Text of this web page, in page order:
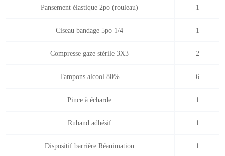
Pansement élastique 2po (rouleau) 1
Ciseau bandage 5po 1/4 1
Compresse gaze stérile 3X3 2
Tampons alcool 80% 6
Pince à écharde 1
Ruband adhésif 1
Dispositif barrière Réanimation 1